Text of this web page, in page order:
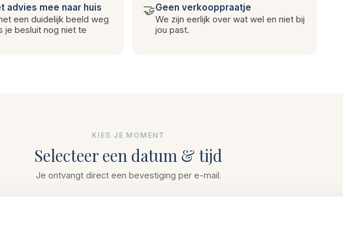
advies mee naar huis
een duidelijk beeld weg
je besluit nog niet te
🤝Geen verkooppraatje
We zijn eerlijk over wat wel en niet bij
jou past.
KIES JE MOMENT
Selecteer een datum & tijd
Je ontvangt direct een bevestiging per e-mail.